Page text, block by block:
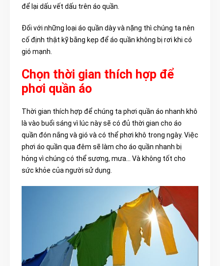
để lại dấu vết dấu trên áo quần.
Đối với những loại áo quần dày và nặng thì chúng ta nên
cố định thật kỹ bằng kẹp để áo quần không bị rơi khi có
gió mạnh.
Chọn thời gian thích hợp để
phơi quần áo
Thời gian thích hợp để chúng ta phơi quần áo nhanh khô
là vào buổi sáng vì lúc này sẽ có đủ thời gian cho áo
quần đón nắng và gió và có thể phơi khô trong ngày. Việc
phơi áo quần qua đêm sẽ làm cho áo quần nhanh bị
hỏng vì chúng có thể sương, mưa… Và không tốt cho
sức khỏe của người sử dụng.